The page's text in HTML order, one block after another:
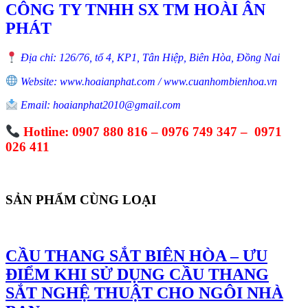
CÔNG TY TNHH SX TM HOÀI ÂN
PHÁT
Địa chỉ: 126/76, tổ 4, KP1, Tân Hiệp, Biên Hòa, Đồng Nai
Website: www.hoaianphat.com / www.cuanhombienhoa.vn
Email: hoaianphat2010@gmail.com
Hotline: 0907 880 816 – 0976 749 347 – 0971
026 411
SẢN PHẨM CÙNG LOẠI
CẦU THANG SẮT BIÊN HÒA – ƯU
ĐIỂM KHI SỬ DỤNG CẦU THANG
SẮT NGHỆ THUẬT CHO NGÔI NHÀ